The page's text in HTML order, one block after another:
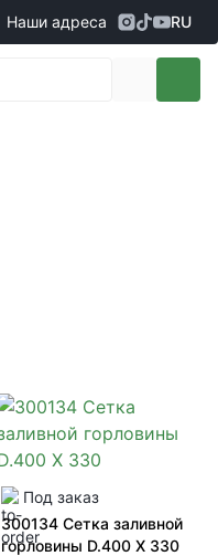
Наши адреса RU
Под заказ
300134 Сетка заливной
горловины D.400 X 330